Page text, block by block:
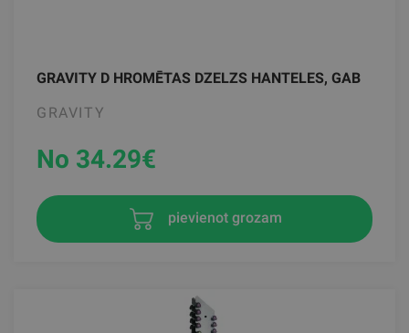
GRAVITY D HROMĒTAS DZELZS HANTELES, GAB
GRAVITY
No 34.29€
pievienot grozam